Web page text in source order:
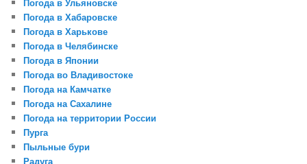
Погода в Хабаровске
Погода в Харькове
Погода в Челябинске
Погода в Японии
Погода во Владивостоке
Погода на Камчатке
Погода на Сахалине
Погода на территории России
Пурга
Пыльные бури
Радуга